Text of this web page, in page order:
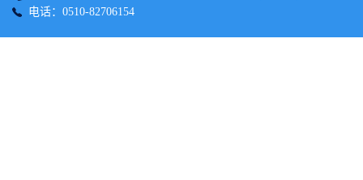
电话：0510-82706154